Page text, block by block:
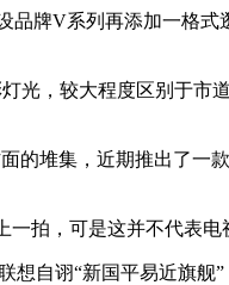
V系列再添加一格式
，较大程度区别于市
堆集，近期推出了一
，可是这并不代表电
自诩“新国平易近旗舰